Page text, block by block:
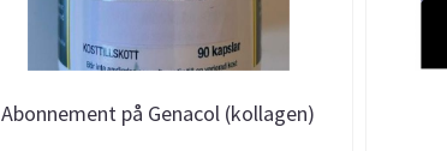
Abonnement på Genacol (kollagen)